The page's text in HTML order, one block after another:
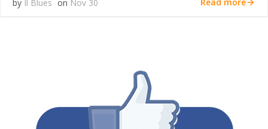
by Il Blues on Nov 30 Read more